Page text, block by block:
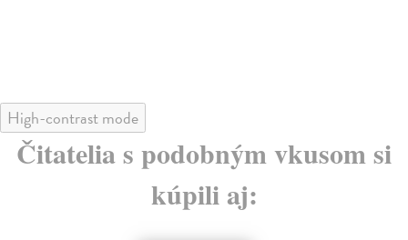
High-contrast mode
Čitatelia s podobným vkusom si
kúpili aj: